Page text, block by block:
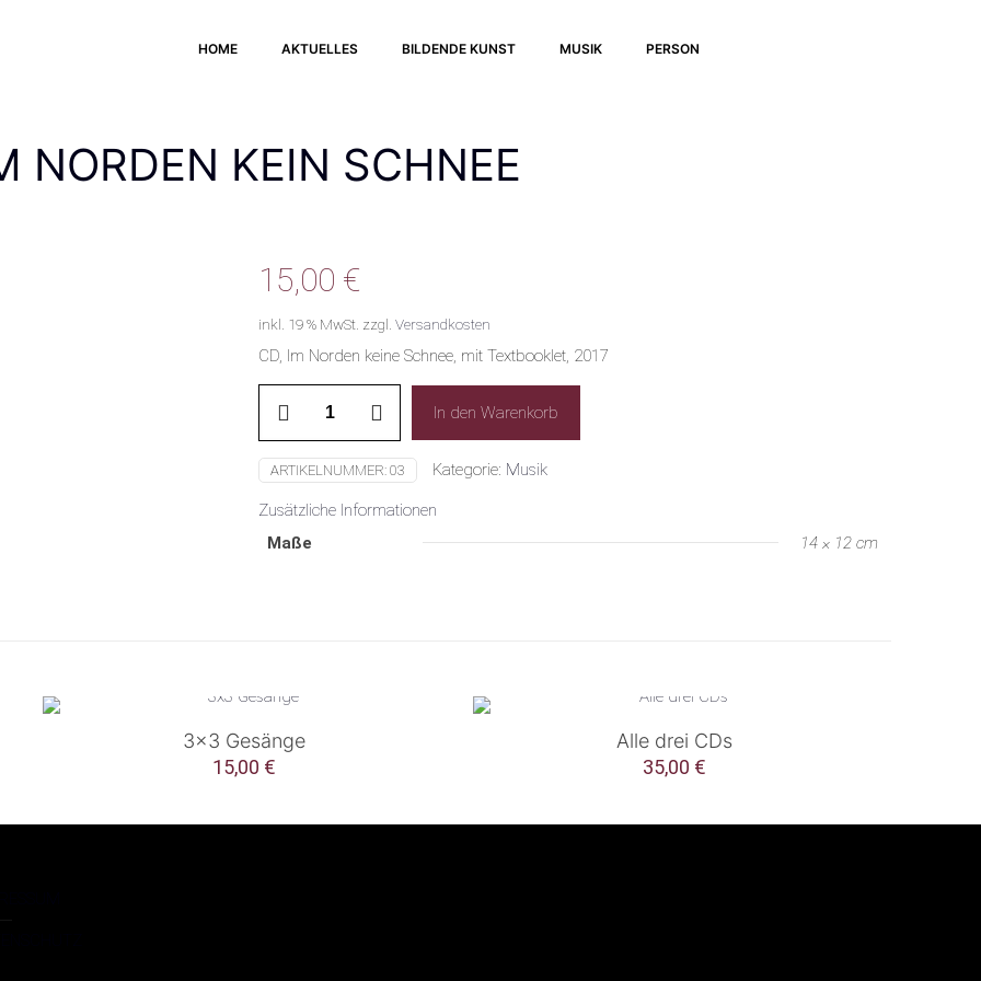
HOME AKTUELLES BILDENDE KUNST MUSIK PERSON
NORDEN KEIN SCHNEE
15,00 €
inkl. 19 % MwSt. zzgl. Versandkosten
CD, Im Norden keine Schnee, mit Textbooklet, 2017
Norden
kein
Schnee
Menge
In den Warenkorb
ARTIKELNUMMER: 03 Kategorie: Musik
Zusätzliche Informationen
Maße
14 × 12 cm
3×3 Gesänge
15,00 €
Alle drei CDs
35,00 €